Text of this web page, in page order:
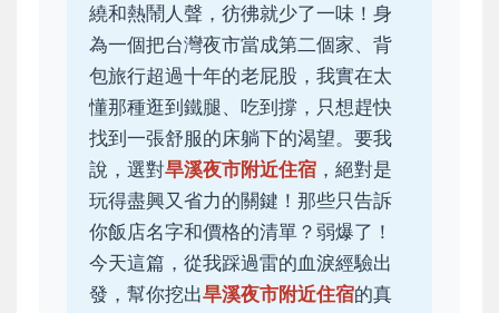
繞和熱鬧人聲，彷彿就少了一味！身
為一個把台灣夜市當成第二個家、背
包旅行超過十年的老屁股，我實在太
懂那種逛到鐵腿、吃到撐，只想趕快
找到一張舒服的床躺下的渴望。要我
說，選對旱溪夜市附近住宿 ，絕對是
玩得盡興又省力的關鍵！那些只告訴
你飯店名字和價格的清單？弱爆了！
今天這篇，從我踩過雷的血淚經驗出
發，幫你挖出旱溪夜市附近住宿的真